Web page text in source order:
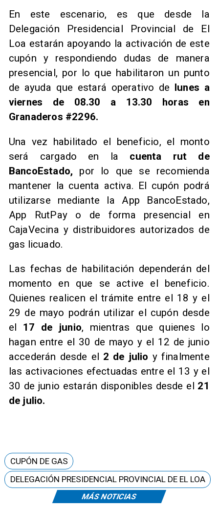
En este escenario, es que desde la
Delegación Presidencial Provincial de El
Loa estarán apoyando la activación de este
cupón y respondiendo dudas de manera
presencial, por lo que habilitaron un punto
de ayuda que estará operativo de lunes a
viernes de 08.30 a 13.30 horas en
Granaderos #2296.
Una vez habilitado el beneficio, el monto
será cargado en la cuenta rut de
BancoEstado, por lo que se recomienda
mantener la cuenta activa. El cupón podrá
utilizarse mediante la App BancoEstado,
App RutPay o de forma presencial en
CajaVecina y distribuidores autorizados de
gas licuado.
​Las fechas de habilitación dependerán del
momento en que se active el beneficio.
Quienes realicen el trámite entre el 18 y el
29 de mayo podrán utilizar el cupón desde
el 17 de junio, mientras que quienes lo
hagan entre el 30 de mayo y el 12 de junio
accederán desde el
2 de julio y finalmente
las activaciones efectuadas entre el 13 y el
30 de junio estarán disponibles desde el 21
de julio.
MÁS NOTICIAS
CUPÓN DE GAS
DELEGACIÓN PRESIDENCIAL PROVINCIAL DE EL LOA